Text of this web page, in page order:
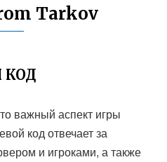
Tarkov
КОД
важный аспект игры
код отвечает за
и игроками, а также